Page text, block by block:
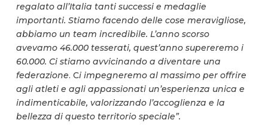
regalato all’Italia tanti successi e medaglie
importanti. Stiamo facendo delle cose meravigliose,
abbiamo un team incredibile. L’anno scorso
avevamo 46.000 tesserati, quest’anno supereremo i
60.000. Ci stiamo avvicinando a diventare una
federazione. Ci impegneremo al massimo per offrire
agli atleti e agli appassionati un’esperienza unica e
indimenticabile, valorizzando l’accoglienza e la
bellezza di questo territorio speciale”.